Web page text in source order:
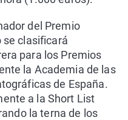
del Premio
se clasificará
para los Premios
la Academia de las
de España.
a la Short List
la terna de los